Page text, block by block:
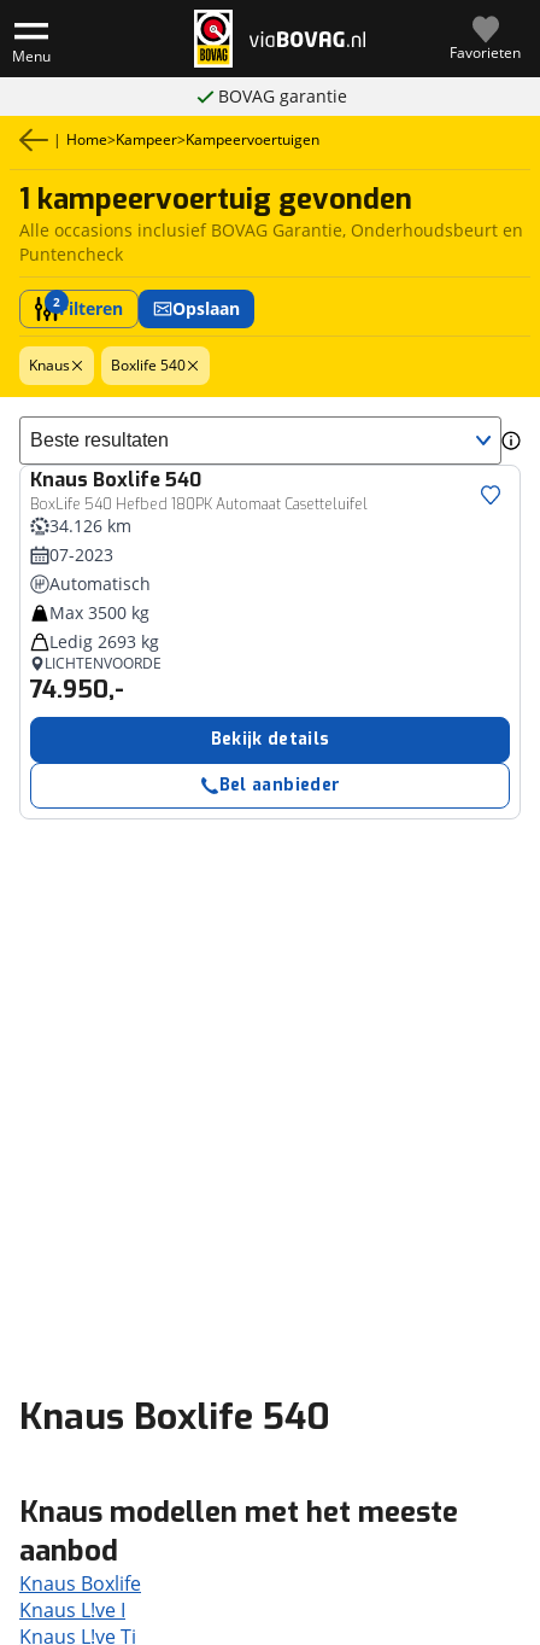
Menu Favorieten
BOVAG garantie
| Home>Kampeer>Kampeervoertuigen
1 kampeervoertuig gevonden
Alle occasions inclusief BOVAG Garantie, Onderhoudsbeurt en
Puntencheck
2Filteren Opslaan
Knaus Boxlife 540
Sorteer resultaten
Knaus Boxlife 540
BoxLife 540 Hefbed 180PK Automaat Casetteluifel
34.126 km
07-2023
Automatisch
Max 3500 kg
Ledig 2693 kg
LICHTENVOORDE
74.950,-
Bekijk details
Bel aanbieder
Knaus Boxlife 540
Knaus modellen met het meeste
aanbod
Knaus Boxlife
Knaus L!ve I
Knaus L!ve Ti